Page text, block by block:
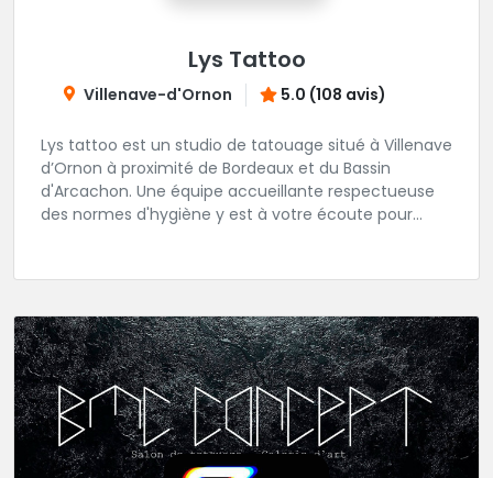
Lys Tattoo
Villenave-d'Ornon 5.0 (108 avis)
Lys tattoo est un studio de tatouage situé à Villenave
d’Ornon à proximité de Bordeaux et du Bassin
d'Arcachon. Une équipe accueillante respectueuse
des normes d'hygiène y est à votre écoute pour